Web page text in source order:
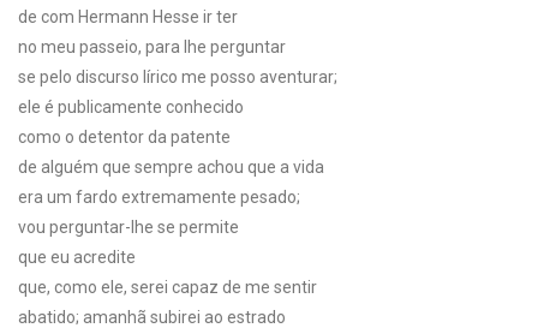
de com Hermann Hesse ir ter
no meu passeio, para lhe perguntar
se pelo discurso lírico me posso aventurar;
ele é publicamente conhecido
como o detentor da patente
de alguém que sempre achou que a vida
era um fardo extremamente pesado;
vou perguntar-lhe se permite
que eu acredite
que, como ele, serei capaz de me sentir
abatido; amanhã subirei ao estrado